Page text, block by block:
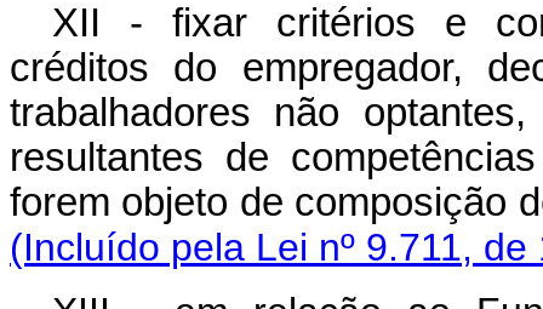
XII - fixar critérios e
créditos do empregador,
trabalhadores não
resultantes de
forem objeto de
(Incluído pela Lei nº 9.711, de